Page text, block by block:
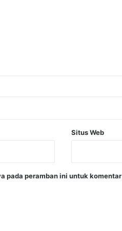
Situs Web
pada peramban ini untuk